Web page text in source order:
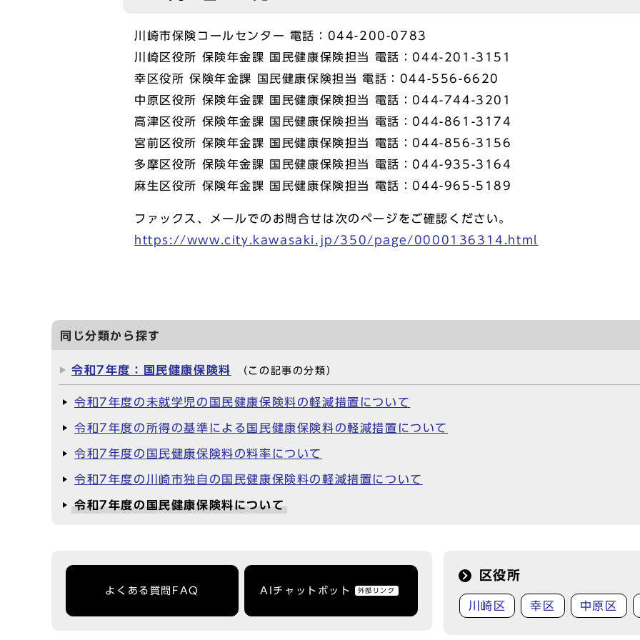
川崎市保険コールセンター 電話：044-200-0783
川崎区役所 保険年金課 国民健康保険担当 電話：044-201-3151
幸区役所 保険年金課 国民健康保険担当 電話：044-556-6620
中原区役所 保険年金課 国民健康保険担当 電話：044-744-3201
高津区役所 保険年金課 国民健康保険担当 電話：044-861-3174
宮前区役所 保険年金課 国民健康保険担当 電話：044-856-3156
多摩区役所 保険年金課 国民健康保険担当 電話：044-935-3164
麻生区役所 保険年金課 国民健康保険担当 電話：044-965-5189
ファックス、メールでのお問合せは次のページをご確認ください。
https://www.city.kawasaki.jp/350/page/0000136314.html
同じ分類から探す
令和7年度：国民健康保険料 （この記事の分類）
令和7年度の未就学児の国民健康保険料の軽減措置について
令和7年度の所得の基準による国民健康保険料の軽減措置について
令和7年度の国民健康保険料の料率について
令和7年度の川崎市独自の国民健康保険料の軽減措置について
令和7年度の国民健康保険料について
よくある質問FAQ AIチャットボット 外部リンク
区役所
川崎区 幸区 中原区